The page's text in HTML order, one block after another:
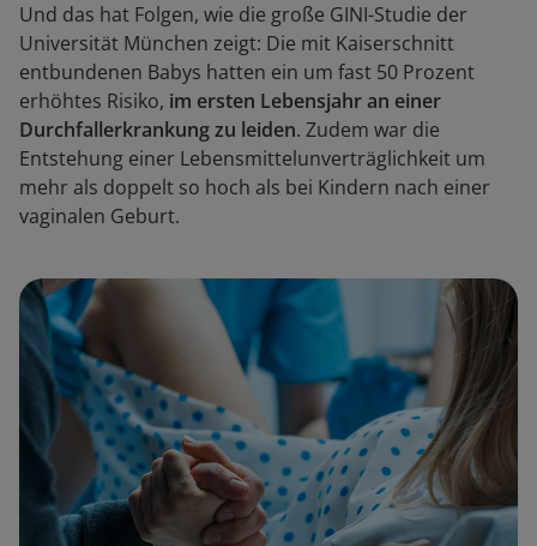
Und das hat Folgen, wie die große GINI-Studie der
Universität München zeigt: Die mit Kaiserschnitt
entbundenen Babys hatten ein um fast 50 Prozent
erhöhtes Risiko, im ersten Lebensjahr an einer
Durchfallerkrankung zu leiden. Zudem war die
Entstehung einer Lebensmittelunverträglichkeit um
mehr als doppelt so hoch als bei Kindern nach einer
vaginalen Geburt.